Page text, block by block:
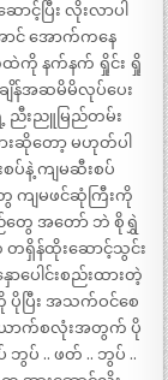
ာင့်ပြီး လိုးလာပါ
င် အောက်ကနေ
ကို နက်နက် ရှိုင်း ရှို
ျိန်အဆမိမိလုပ်ပေး
ညီးညူမြည်တမ်း
ဆိုတော့ မဟုတ်ပါ
ပ်နဲ့ ကျမဆီးစပ်
ျမဖင်ဆုံကြီးကို
ေ အတော် ဘဲ စိုရွှဲ
တရှိန်ထိုးဆောင့်သွင်း
ေါင်းစည်းထားတဲ့
ပြီး အသက်ဝင်စေ
ောက်စလုံးအတွက် ပို
ပ် ဘွပ် .. ဖတ် .. ဘွပ် ..